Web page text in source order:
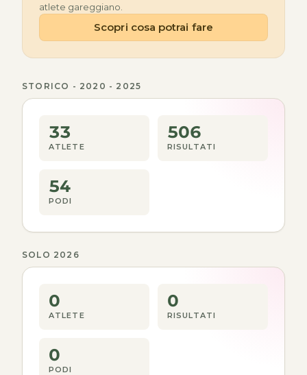
atlete gareggiano.
Scopri cosa potrai fare
STORICO - 2020 - 2025
33
ATLETE
506
RISULTATI
54
PODI
SOLO 2026
0
ATLETE
0
RISULTATI
0
PODI